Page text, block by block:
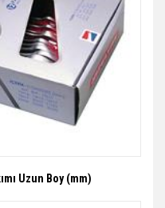
Uzun Boy (mm)